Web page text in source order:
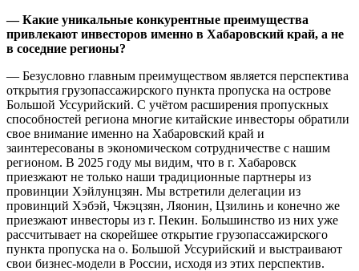
— Какие уникальные конкурентные преимущества
привлекают инвесторов именно в Хабаровский край, а не
в соседние регионы?
— Безусловно главным преимуществом является перспектива
открытия грузопассажирского пункта пропуска на острове
Большой Уссурийский. С учётом расширения пропускных
способностей региона многие китайские инвесторы обратили
свое внимание именно на Хабаровский край и
заинтересованы в экономическом сотрудничестве с нашим
регионом. В 2025 году мы видим, что в г. Хабаровск
приезжают не только наши традиционные партнеры из
провинции Хэйлунцзян. Мы встретили делегации из
провинций Хэбэй, Чжэцзян, Ляонин, Цзилинь и конечно же
приезжают инвесторы из г. Пекин. Большинство из них уже
рассчитывает на скорейшее открытие грузопассажирского
пункта пропуска на о. Большой Уссурийский и выстраивают
свои бизнес-модели в России, исходя из этих перспектив.